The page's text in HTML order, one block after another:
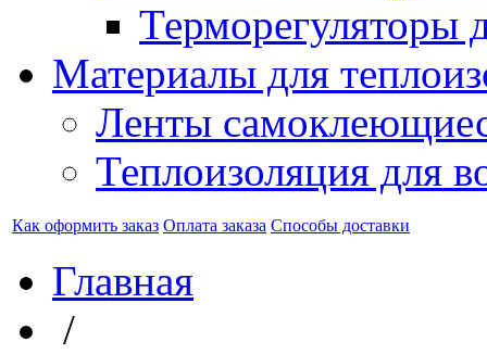
Терморегуляторы
Материалы для
Ленты
Теплоизоляция для
Как оформить заказ Оплата заказа Способы доставки
Главная
/